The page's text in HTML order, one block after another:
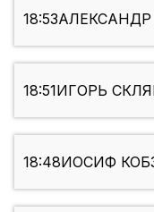
18:53АЛЕКСАНДР
18:51ИГОРЬ
18:48ИОСИФ